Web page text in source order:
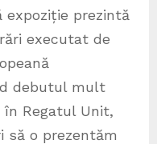
expoziție prezintă
executat de
debutul mult
Regatul Unit,
să o prezentăm